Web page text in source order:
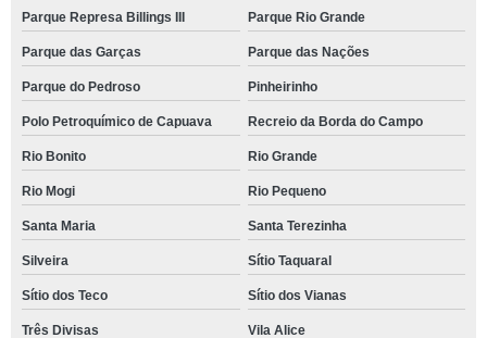
Parque Represa Billings III Parque Rio Grande
Parque das Garças Parque das Nações
Parque do Pedroso Pinheirinho
Polo Petroquímico de Capuava Recreio da Borda do Campo
Rio Bonito Rio Grande
Rio Mogi Rio Pequeno
Santa Maria Santa Terezinha
Silveira Sítio Taquaral
Sítio dos Teco Sítio dos Vianas
Três Divisas Vila Alice